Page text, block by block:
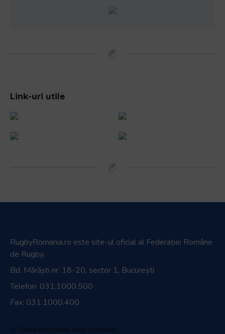
Link-uri utile
RugbyRomania.ro este site-ul oficial al Federației Române
de Rugby.
Bd. Mărăști nr. 18-20, sector 1, București
Telefon: 031.1000.500
Fax: 031.1000.400
© Toate drepturile sunt rezervate.